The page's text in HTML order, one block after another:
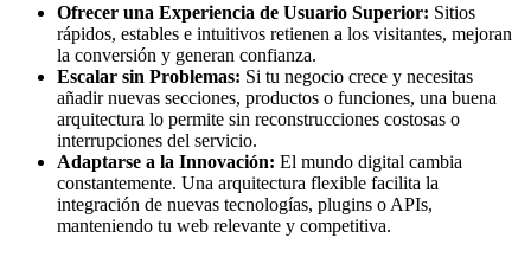
Ofrecer una Experiencia de Usuario Superior: Sitios
rápidos, estables e intuitivos retienen a los visitantes, mejoran
la conversión y generan confianza.
Escalar sin Problemas: Si tu negocio crece y necesitas
añadir nuevas secciones, productos o funciones, una buena
arquitectura lo permite sin reconstrucciones costosas o
interrupciones del servicio.
Adaptarse a la Innovación: El mundo digital cambia
constantemente. Una arquitectura flexible facilita la
integración de nuevas tecnologías, plugins o APIs,
manteniendo tu web relevante y competitiva.